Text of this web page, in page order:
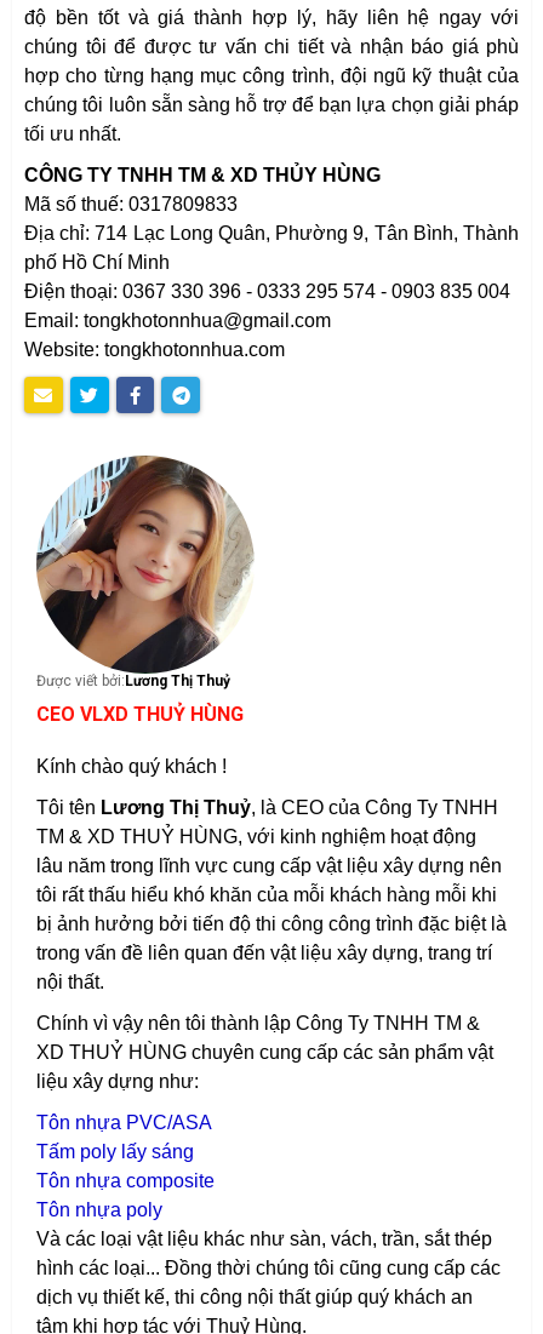
độ bền tốt và giá thành hợp lý, hãy liên hệ ngay với
chúng tôi để được tư vấn chi tiết và nhận báo giá phù
hợp cho từng hạng mục công trình, đội ngũ kỹ thuật của
chúng tôi luôn sẵn sàng hỗ trợ để bạn lựa chọn giải pháp
tối ưu nhất.
CÔNG TY TNHH TM & XD THỦY HÙNG
Mã số thuế: 0317809833
Địa chỉ: 714 Lạc Long Quân, Phường 9, Tân Bình, Thành
phố Hồ Chí Minh
Điện thoại: 0367 330 396 - 0333 295 574 - 0903 835 004
Email: tongkhotonnhua@gmail.com
Website: tongkhotonnhua.com
Được viết bởi:Lương Thị Thuỷ
CEO VLXD THUỶ HÙNG
Kính chào quý khách !
Tôi tên Lương Thị Thuỷ, là CEO của Công Ty TNHH
TM & XD THUỶ HÙNG, với kinh nghiệm hoạt động
lâu năm trong lĩnh vực cung cấp vật liệu xây dựng nên
tôi rất thấu hiểu khó khăn của mỗi khách hàng mỗi khi
bị ảnh hưởng bởi tiến độ thi công công trình đặc biệt là
trong vấn đề liên quan đến vật liệu xây dựng, trang trí
nội thất.
Chính vì vậy nên tôi thành lập Công Ty TNHH TM &
XD THUỶ HÙNG chuyên cung cấp các sản phẩm vật
liệu xây dựng như:
Tôn nhựa PVC/ASA
Tấm poly lấy sáng
Tôn nhựa composite
Tôn nhựa poly
Và các loại vật liệu khác như sàn, vách, trần, sắt thép
hình các loại... Đồng thời chúng tôi cũng cung cấp các
dịch vụ thiết kế, thi công nội thất giúp quý khách an
tâm khi hợp tác với Thuỷ Hùng.